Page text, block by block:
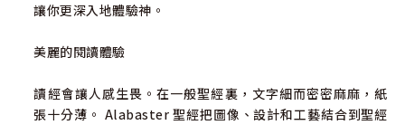
讓你更深入地體驗神。
美麗的閱讀體驗
讀經會讓人感生畏。在一般聖經裏，文字細而密密麻麻，紙
張十分薄。 Alabaster 聖經把圖像、設計和工藝結合到聖經